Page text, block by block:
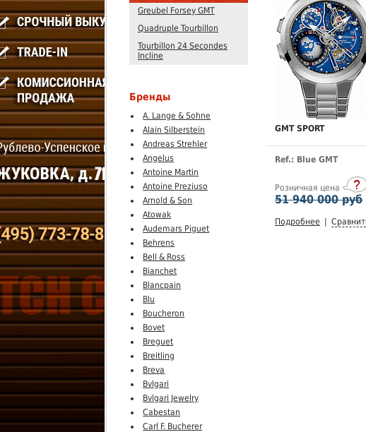
Greubel Forsey GMT
Quadruple Tourbillon
Tourbillon 24 Secondes
Incline
Бренды
A. Lange & Sohne
Alain Silberstein
Andreas Strehler
Angelus
Antoine Martin
Antoine Preziuso
Arnold & Son
Atowak
Audemars Piguet
Behrens
Bell & Ross
Bianchet
Blancpain
Blu
Boucheron
Bovet
Breguet
Breitling
Breva
Bvlgari
Bvlgari Jewelry
Cabestan
Carl F. Bucherer
GMT SPORT
Ref.: Blue GMT
Розничная цена
51 940 000 руб
Подробнее